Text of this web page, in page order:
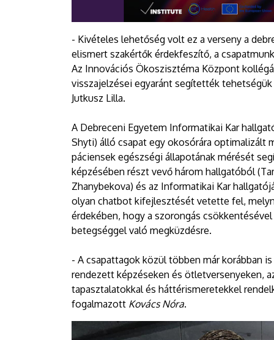
- Kivételes lehetőség volt ez a verseny a
elismert szakértők érdekfeszítő, a
Az Innovációs Ökoszisztéma Központ
visszajelzései egyaránt segítették
Jutkusz Lilla.
A Debreceni Egyetem Informatikai Kar
Shyti) álló csapat egy okosórára
páciensek egészségi állapotának mérését
képzésében részt vevő három hallgatóból
Zhanybekova) és az Informatikai Kar
olyan chatbot kifejlesztését vetette fel,
érdekében, hogy a szorongás
betegséggel való megküzdésre.
- A csapattagok közül többen már korábban
rendezett képzéseken és ötletversenyeken,
tapasztalatokkal és háttérismeretekkel
fogalmazott Kovács Nóra.